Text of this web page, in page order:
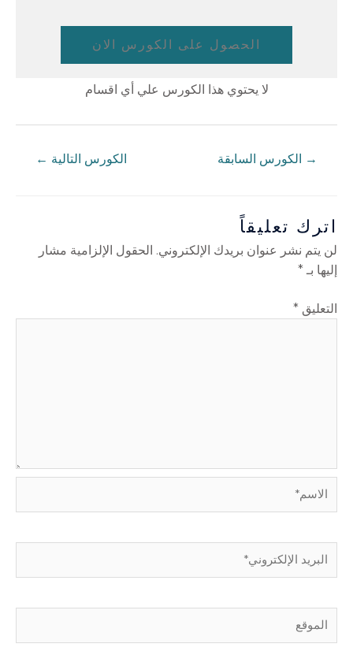
الحصول على الكورس الان
لا يحتوي هذا الكورس علي أي اقسام
→ الكورس السابقة الكورس التالية ←
اترك تعليقاً
لن يتم نشر عنوان بريدك الإلكتروني. الحقول الإلزامية مشار
إليها بـ *
التعليق *